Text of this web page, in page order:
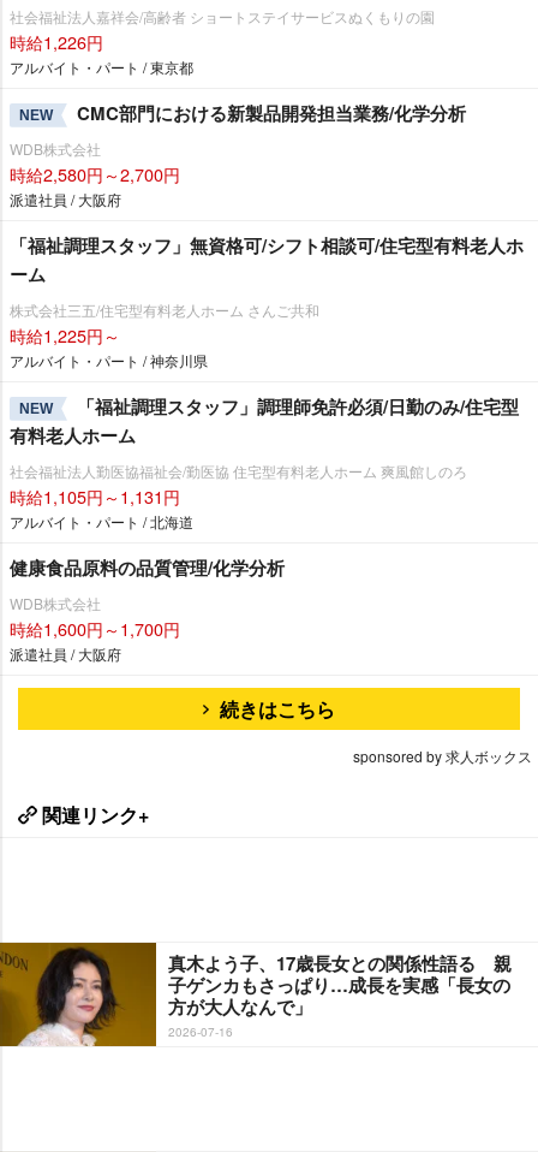
社会福祉法人嘉祥会/高齢者 ショートステイサービスぬくもりの園
時給1,226円
アルバイト・パート / 東京都
NEW CMC部門における新製品開発担当業務/化学分析
WDB株式会社
時給2,580円～2,700円
派遣社員 / 大阪府
「福祉調理スタッフ」無資格可/シフト相談可/住宅型有料老人ホ
ーム
株式会社三五/住宅型有料老人ホーム さんご共和
時給1,225円～
アルバイト・パート / 神奈川県
NEW
「福祉調理スタッフ」調理師免許必須/日勤のみ/住宅型
有料老人ホーム
社会福祉法人勤医協福祉会/勤医協 住宅型有料老人ホーム 爽風館しのろ
時給1,105円～1,131円
アルバイト・パート / 北海道
健康食品原料の品質管理/化学分析
WDB株式会社
時給1,600円～1,700円
派遣社員 / 大阪府
続きはこちら
sponsored by 求人ボックス
関連リンク+
真木よう子、17歳長女との関係性語る 親
子ゲンカもさっぱり…成長を実感「長女の
方が大人なんで」
2026-07-16